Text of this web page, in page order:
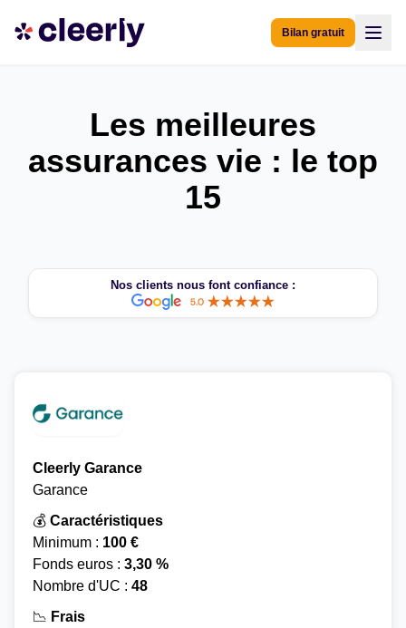
Bilan gratuit
Les meilleures
assurances vie : le top
15
Nos clients nous font confiance :
Cleerly Garance
Garance
💰 Caractéristiques
Minimum : 100 €
Fonds euros : 3,30 %
Nombre d'UC : 48
📉 Frais